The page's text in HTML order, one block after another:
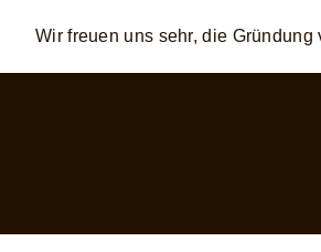
Skip to: MAIN CONTENT
Wir freuen uns sehr, die